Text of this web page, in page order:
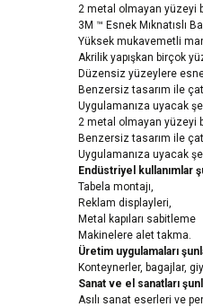
2 metal olmayan yüzeyi
3M ™ Esnek Mıknatıslı
Yüksek mukavemetli
Akrilik yapışkan birçok
Düzensiz yüzeylere
Benzersiz tasarım ile
Uygulamanıza uyacak
2 metal olmayan yüzeyi
Benzersiz tasarım ile
Uygulamanıza uyacak
Endüstriyel kullanımlar
Tabela montajı,
Reklam displayleri,
Metal kapıları sabitleme
Makinelere alet takma.
Üretim uygulamaları
Konteynerler, bagajlar,
Sanat ve el sanatları
Asılı sanat eserleri ve